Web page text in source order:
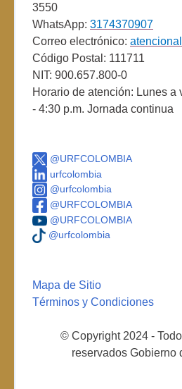
3550
WhatsApp: 3174370907
Correo electrónico:
Código Postal: 111711
NIT: 900.657.800-0
Horario de atención: Lunes a
- 4:30 p.m. Jornada continua
@URFCOLOMBIA
urfcolombia
@urfcolombia
@URFCOLOMBIA
@URFCOLOMBIA
@urfcolombia
Mapa de Sitio
Términos y Condiciones
© Copyright 2024 -
reservados Gobierno